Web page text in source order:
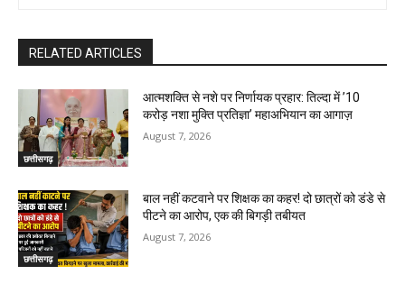
RELATED ARTICLES
छत्तीसगढ़
आत्मशक्ति से नशे पर निर्णायक प्रहार: तिल्दा में ’10
करोड़ नशा मुक्ति प्रतिज्ञा’ महाअभियान का आगाज़
August 7, 2026
छत्तीसगढ़
बाल नहीं कटवाने पर शिक्षक का कहर! दो छात्रों को डंडे से
पीटने का आरोप, एक की बिगड़ी तबीयत
August 7, 2026